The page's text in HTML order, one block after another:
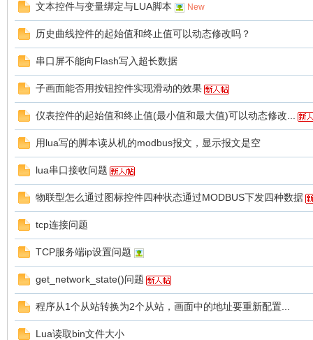
文本控件与变量绑定与LUA脚本 New
历史曲线控件的起始值和终止值可以动态修改吗？
串口屏不能向Flash写入超长数据
子画面能否用按钮控件实现滑动的效果
仪表控件的起始值和终止值(最小值和最大值)可以动态修改...
用lua写的脚本读从机的modbus报文，显示报文是空
lua串口接收问题
物联型怎么通过图标控件四种状态通过MODBUS下发四种数据
tcp连接问题
TCP服务端ip设置问题
get_network_state()问题
程序从1个从站转换为2个从站，画面中的地址要重新配置...
Lua读取bin文件大小